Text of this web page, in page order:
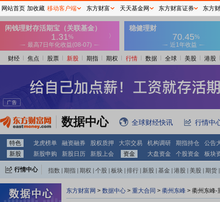
财经 焦点 股票 新股 期指 期权 行情 数据 全球 美股 港股
数据中心 全球财经快讯 行情中
特色 龙虎榜单 融资融券 股权质押 大宗交易 机构调研 期指持仓
公告
新股
新股申购 新股日历 新股上会 资金 大盘资金 个股资金 板块
行情中心 指数 期指 期权 个股 板块 排行 新股 基金 港股 美股 期货
东方财富网 > 数据中心 > 重大合同 > 衢州东峰 > 衢州东峰-
网站首页 加收藏 移动客户端 东方财富 天天基金网 东方财富证券 东方